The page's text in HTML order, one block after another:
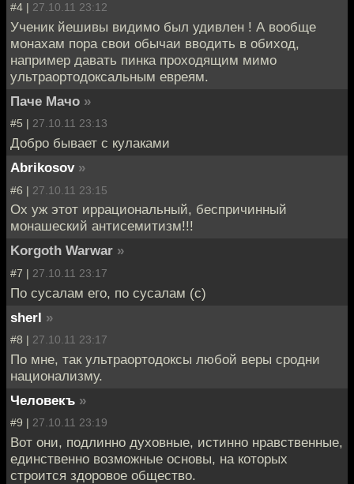
#4 | 27.10.11 23:12
Ученик йешивы видимо был удивлен ! А вообще
монахам пора свои обычаи вводить в обиход,
например давать пинка проходящим мимо
ультраортодоксальным евреям.
Паче Мачо »
#5 | 27.10.11 23:13
Добро бывает с кулаками
Abrikosov »
#6 | 27.10.11 23:15
Ох уж этот иррациональный, беспричинный
монашеский антисемитизм!!!
Korgoth Warwar »
#7 | 27.10.11 23:17
По сусалам его, по сусалам (с)
sherl »
#8 | 27.10.11 23:17
По мне, так ультраортодоксы любой веры сродни
национализму.
Человекъ »
#9 | 27.10.11 23:19
Вот они, подлинно духовные, истинно нравственные,
единственно возможные основы, на которых
строится здоровое общество.